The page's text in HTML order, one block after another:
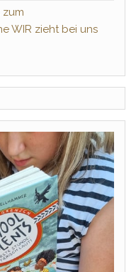
zum
WIR zieht bei uns